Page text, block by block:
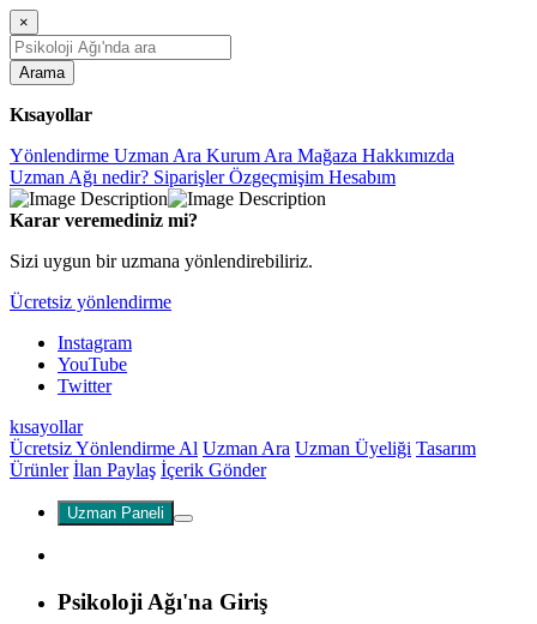
×
Arama
Kısayollar
Yönlendirme Uzman Ara Kurum Ara Mağaza Hakkımızda
Uzman Ağı nedir? SiparişlerÖzgeçmişim Hesabım
Karar veremediniz mi?
Sizi uygun bir uzmana yönlendirebiliriz.
Ücretsiz yönlendirme
Instagram
YouTube
Twitter
kısayollar
Ücretsiz Yönlendirme Al Uzman Ara Uzman Üyeliği Tasarım
Ürünler İlan Paylaş İçerik Gönder
Uzman Paneli
Psikoloji Ağı'na Giriş